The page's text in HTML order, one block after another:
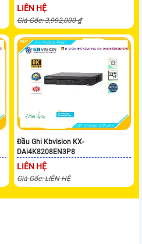
LIÊN HỆ
Giá Gốc: 3,992,000 ₫
Đầu Ghi Kbvision KX-
DAi4K8208EN3P8
LIÊN HỆ
Giá Gốc: LIÊN HỆ